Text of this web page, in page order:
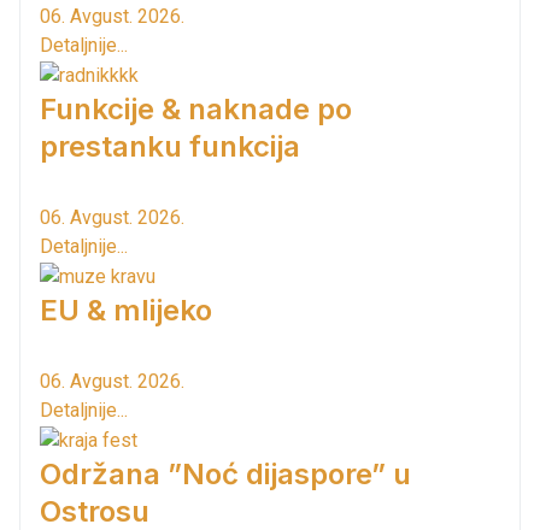
06. Avgust. 2026.
Detaljnije...
Funkcije & naknade po
prestanku funkcija
06. Avgust. 2026.
Detaljnije...
EU & mlijeko
06. Avgust. 2026.
Detaljnije...
Održana ”Noć dijaspore” u
Ostrosu